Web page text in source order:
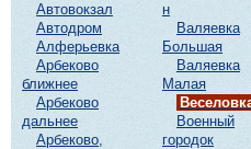
Автовокзал
Автодром
Алферьевка
Арбеково
ближнее
Арбеково
дальнее
Арбеково,
н
Валяевка
Большая
Валяевка
Малая
Военный
городок